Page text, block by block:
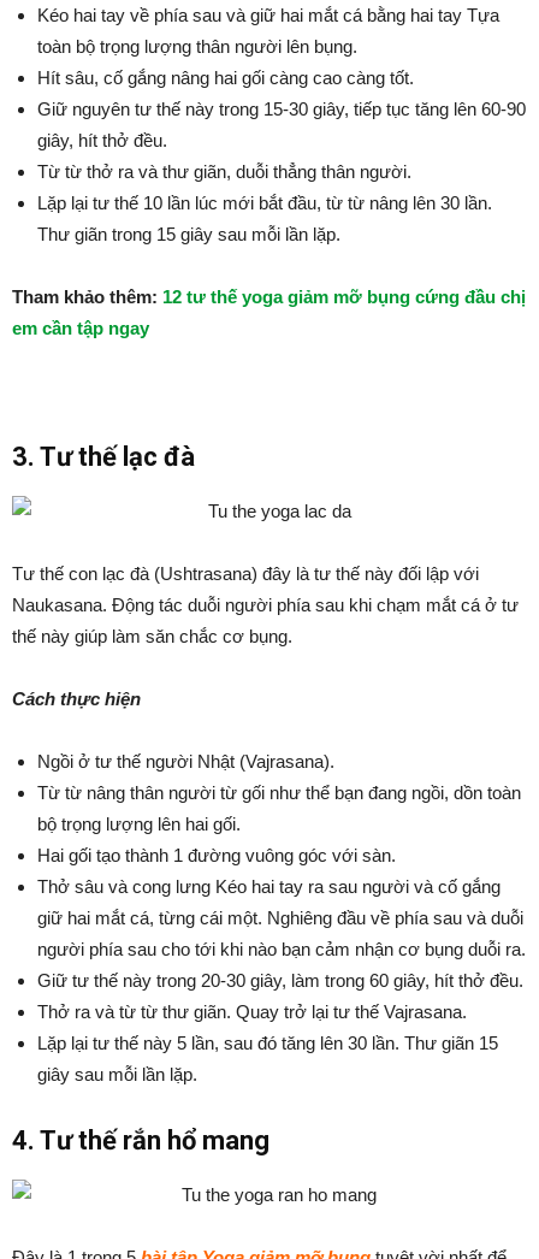
Kéo hai tay về phía sau và giữ hai mắt cá bằng hai tay Tựa
toàn bộ trọng lượng thân người lên bụng.
Hít sâu, cố gắng nâng hai gối càng cao càng tốt.
Giữ nguyên tư thế này trong 15-30 giây, tiếp tục tăng lên 60-90
giây, hít thở đều.
Từ từ thở ra và thư giãn, duỗi thẳng thân người.
Lặp lại tư thế 10 lần lúc mới bắt đầu, từ từ nâng lên 30 lần.
Thư giãn trong 15 giây sau mỗi lần lặp.
Tham khảo thêm: 12 tư thế yoga giảm mỡ bụng cứng đầu chị
em cần tập ngay
3. Tư thế lạc đà
Tư thế con lạc đà (Ushtrasana) đây là tư thế này đối lập với
Naukasana. Động tác duỗi người phía sau khi chạm mắt cá ở tư
thế này giúp làm săn chắc cơ bụng.
Cách thực hiện
Ngồi ở tư thế người Nhật (Vajrasana).
Từ từ nâng thân người từ gối như thể bạn đang ngồi, dồn toàn
bộ trọng lượng lên hai gối.
Hai gối tạo thành 1 đường vuông góc với sàn.
Thở sâu và cong lưng Kéo hai tay ra sau người và cố gắng
giữ hai mắt cá, từng cái một. Nghiêng đầu về phía sau và duỗi
người phía sau cho tới khi nào bạn cảm nhận cơ bụng duỗi ra.
Giữ tư thế này trong 20-30 giây, làm trong 60 giây, hít thở đều.
Thở ra và từ từ thư giãn. Quay trở lại tư thế Vajrasana.
Lặp lại tư thế này 5 lần, sau đó tăng lên 30 lần. Thư giãn 15
giây sau mỗi lần lặp.
4. Tư thế rắn hổ mang